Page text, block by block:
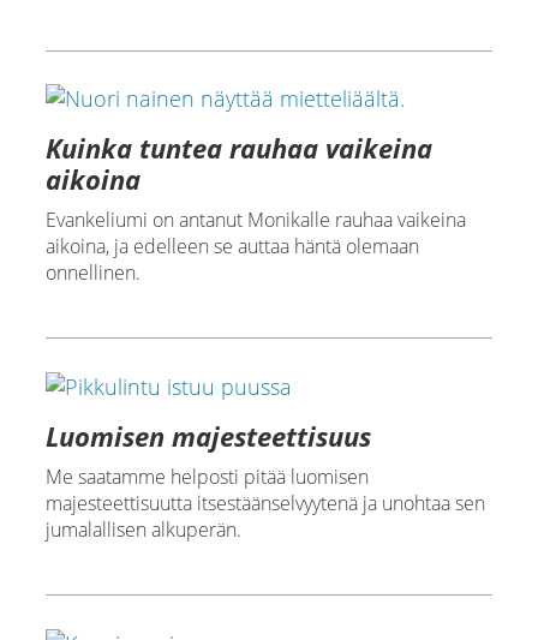
Kuinka tuntea rauhaa vaikeina
aikoina
Evankeliumi on antanut Monikalle rauhaa vaikeina
aikoina, ja edelleen se auttaa häntä olemaan
onnellinen.
Luomisen majesteettisuus
Me saatamme helposti pitää luomisen
majesteettisuutta itsestäänselvyytenä ja unohtaa sen
jumalallisen alkuperän.